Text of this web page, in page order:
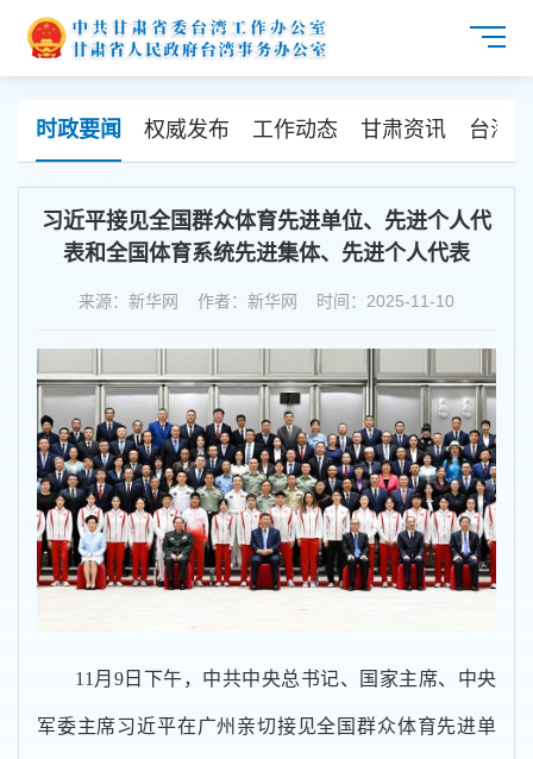
时政要闻 权威发布 工作动态 甘肃资讯 台海
习近平接见全国群众体育先进单位、先进个人代
表和全国体育系统先进集体、先进个人代表
来源：新华网 作者：新华网 时间：2025-11-10
11月9日下午，中共中央总书记、国家主席、中央
军委主席习近平在广州亲切接见全国群众体育先进单